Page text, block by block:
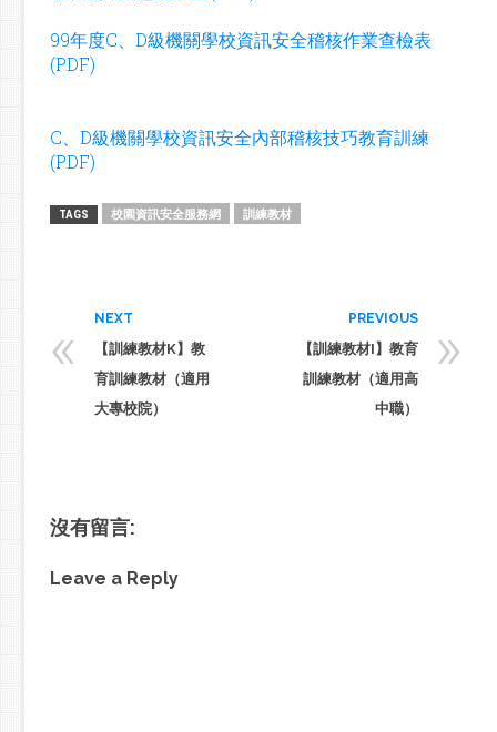
99年度C、D級機關學校資訊安全稽核作業查檢表
(PDF)
C、D級機關學校資訊安全內部稽核技巧教育訓練
(PDF)
TAGS 校園資訊安全服務網 訓練教材
« NEXT
【訓練教材K】教
育訓練教材（適用
大專校院）
»
PREVIOUS
【訓練教材I】教育
訓練教材（適用高
中職）
沒有留言:
Leave a Reply